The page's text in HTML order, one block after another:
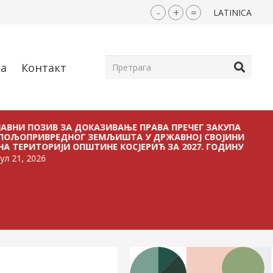
- + = LATINICA
Контакт
ЗА ДОКАЗИВАЊЕ ПРАВА ПРЕЧЕГ ЗАКУПА
ЗЕМЉИШТА У ДРЖАВНОЈ СВОЈИНИ
ОПШТИНЕ КОСЈЕРИЋ ЗА 2027. ГОДИНУ
ЈАВНИ
БЕЗ